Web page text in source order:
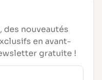
des nouveautés
en avant-
gratuite !